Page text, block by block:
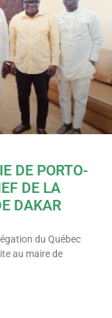
DE PORTO-
DE LA
DAKAR
du Québec
au maire de